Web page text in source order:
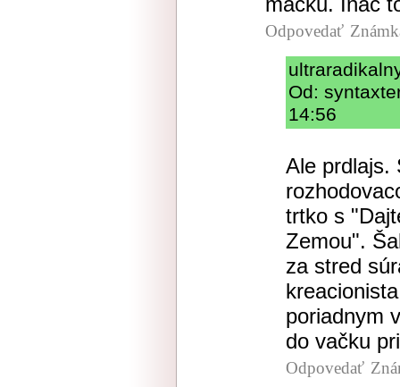
Odpovedať
Od:
14:56
Ale prdlajs.
trtko s
Zemou".
za stred
poriadnym
do vačku
Odpovedať